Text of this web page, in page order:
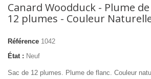
Canard Woodduck - Plume de
12 plumes - Couleur
Référence 1042
État : Neuf
Sac de 12 plumes. Plume de flanc. Couleur